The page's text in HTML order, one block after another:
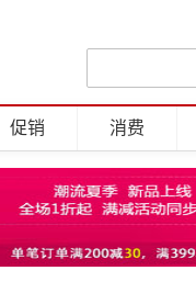
促销 消费